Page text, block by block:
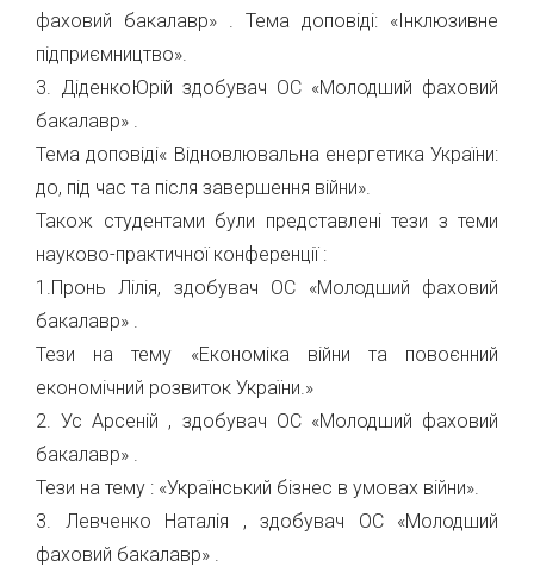
фаховий бакалавр» . Тема доповіді: «Інклюзивне
підприємництво».
3. ДіденкоЮрій здобувач ОС «Молодший фаховий
бакалавр» .
Тема доповіді« Відновлювальна енергетика України:
до, під час та після завершення війни».
Також студентами були представлені тези з теми
науково-практичної конференції :
1.Пронь Лілія, здобувач ОС «Молодший фаховий
бакалавр» .
Тези на тему «Економіка війни та повоєнний
економічний розвиток України.»
2. Ус Арсеній , здобувач ОС «Молодший фаховий
бакалавр» .
Тези на тему : «Український бізнес в умовах війни».
3. Левченко Наталія , здобувач ОС «Молодший
фаховий бакалавр» .